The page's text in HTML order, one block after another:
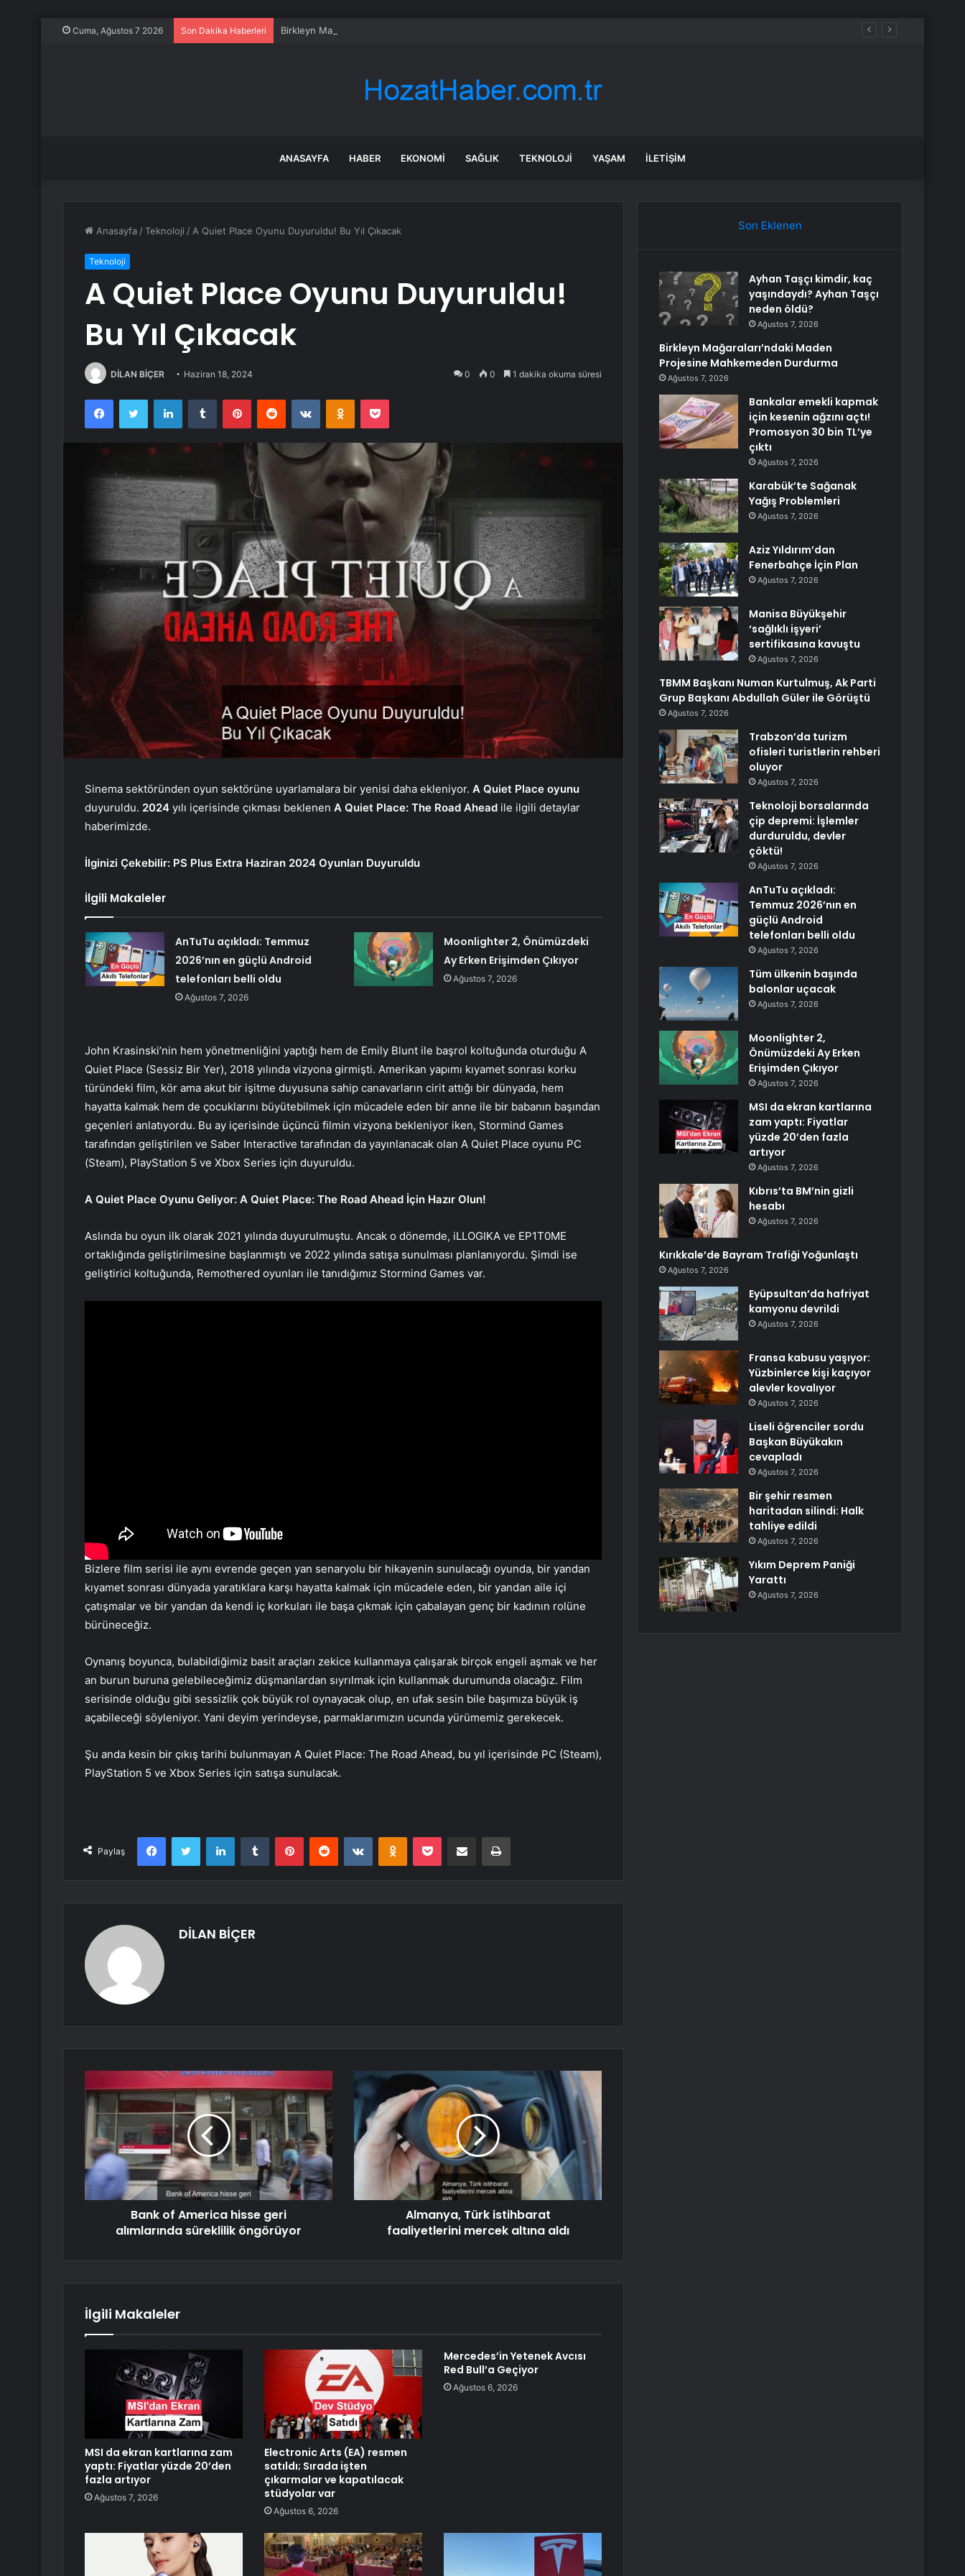
Cuma, Ağustos 7 2026 Son Dakika Haberleri Birkleyn Mağaraları’ndaki Maden Projesine Mahkemeden Durdurma
ANASAYFA HABER EKONOMI SAĞLIK TEKNOLOJI YAŞAM İLETIŞIM
Anasayfa /Teknoloji / A Quiet Place Oyunu Duyuruldu! Bu Yıl Çıkacak
Teknoloji
A Quiet Place Oyunu Duyuruldu!
Bu Yıl Çıkacak
DİLAN BİÇER Haziran 18, 2024 0 0 1 dakika okuma süresi
FacebookTwitter LinkedInTumblr PinterestReddit VKontakteOdnoklassniki
Pocket
Sinema sektöründen oyun sektörüne uyarlamalara bir yenisi daha ekleniyor. A Quiet Place oyunu
duyuruldu. 2024 yılı içerisinde çıkması beklenen A Quiet Place: The Road Ahead ile ilgili detaylar
haberimizde.
İlginizi Çekebilir: PS Plus Extra Haziran 2024 Oyunları Duyuruldu
İlgili Makaleler
AnTuTu açıkladı: Temmuz
2026’nın en güçlü Android
telefonları belli oldu
Ağustos 7, 2026
Moonlighter 2, Önümüzdeki
Ay Erken Erişimden Çıkıyor
Ağustos 7, 2026
John Krasinski’nin hem yönetmenliğini yaptığı hem de Emily Blunt ile başrol koltuğunda oturduğu A
Quiet Place (Sessiz Bir Yer), 2018 yılında vizyona girmişti. Amerikan yapımı kıyamet sonrası korku
türündeki film, kör ama akut bir işitme duyusuna sahip canavarların cirit attığı bir dünyada, hem
hayatta kalmak hem de çocuklarını büyütebilmek için mücadele eden bir anne ile bir babanın başından
geçenleri anlatıyordu. Bu ay içerisinde üçüncü filmin vizyona bekleniyor iken, Stormind Games
tarafından geliştirilen ve Saber Interactive tarafından da yayınlanacak olan A Quiet Place oyunu PC
(Steam), PlayStation 5 ve Xbox Series için duyuruldu.
A Quiet Place Oyunu Geliyor: A Quiet Place: The Road Ahead İçin Hazır Olun!
Aslında bu oyun ilk olarak 2021 yılında duyurulmuştu. Ancak o dönemde, iLLOGIKA ve EP1T0ME
ortaklığında geliştirilmesine başlanmıştı ve 2022 yılında satışa sunulması planlanıyordu. Şimdi ise
geliştirici koltuğunda, Remothered oyunları ile tanıdığımız Stormind Games var.
Bizlere film serisi ile aynı evrende geçen yan senaryolu bir hikayenin sunulacağı oyunda, bir yandan
kıyamet sonrası dünyada yaratıklara karşı hayatta kalmak için mücadele eden, bir yandan aile içi
çatışmalar ve bir yandan da kendi iç korkuları ile başa çıkmak için çabalayan genç bir kadının rolüne
bürüneceğiz.
Oynanış boyunca, bulabildiğimiz basit araçları zekice kullanmaya çalışarak birçok engeli aşmak ve her
an burun buruna gelebileceğimiz düşmanlardan sıyrılmak için kullanmak durumunda olacağız. Film
serisinde olduğu gibi sessizlik çok büyük rol oynayacak olup, en ufak sesin bile başımıza büyük iş
açabileceği söyleniyor. Yani deyim yerindeyse, parmaklarımızın ucunda yürümemiz gerekecek.
Şu anda kesin bir çıkış tarihi bulunmayan A Quiet Place: The Road Ahead, bu yıl içerisinde PC (Steam),
PlayStation 5 ve Xbox Series için satışa sunulacak.
Paylaş
FacebookTwitter LinkedInTumblr PinterestReddit VKontakteOdnoklassniki
Pocket E-Posta ile paylaş Yazdır
DİLAN BİÇER
Bank of America hisse geri
alımlarında süreklilik öngörüyor
Almanya, Türk istihbarat
faaliyetlerini mercek altına aldı
İlgili Makaleler
MSI da ekran kartlarına zam
yaptı: Fiyatlar yüzde 20’den
fazla artıyor
Ağustos 7, 2026
Electronic Arts (EA) resmen
satıldı; Sırada işten
çıkarmalar ve kapatılacak
stüdyolar var
Ağustos 6, 2026
Mercedes’in Yetenek Avcısı
Red Bull’a Geçiyor
Ağustos 6, 2026
Son Eklenen
Ayhan Taşçı kimdir, kaç
yaşındaydı? Ayhan Taşçı
neden öldü?
Ağustos 7, 2026
Birkleyn Mağaraları’ndaki Maden
Projesine Mahkemeden Durdurma
Ağustos 7, 2026
Bankalar emekli kapmak
için kesenin ağzını açtı!
Promosyon 30 bin TL’ye
çıktı
Ağustos 7, 2026
Karabük’te Sağanak
Yağış Problemleri
Ağustos 7, 2026
Aziz Yıldırım’dan
Fenerbahçe İçin Plan
Ağustos 7, 2026
Manisa Büyükşehir
‘sağlıklı işyeri’
sertifikasına kavuştu
Ağustos 7, 2026
TBMM Başkanı Numan Kurtulmuş, Ak Parti
Grup Başkanı Abdullah Güler ile Görüştü
Ağustos 7, 2026
Trabzon’da turizm
ofisleri turistlerin rehberi
oluyor
Ağustos 7, 2026
Teknoloji borsalarında
çip depremi: İşlemler
durduruldu, devler
çöktü!
Ağustos 7, 2026
AnTuTu açıkladı:
Temmuz 2026’nın en
güçlü Android
telefonları belli oldu
Ağustos 7, 2026
Tüm ülkenin başında
balonlar uçacak
Ağustos 7, 2026
Moonlighter 2,
Önümüzdeki Ay Erken
Erişimden Çıkıyor
Ağustos 7, 2026
MSI da ekran kartlarına
zam yaptı: Fiyatlar
yüzde 20’den fazla
artıyor
Ağustos 7, 2026
Kıbrıs’ta BM’nin gizli
hesabı
Ağustos 7, 2026
Kırıkkale’de Bayram Trafiği Yoğunlaştı
Ağustos 7, 2026
Eyüpsultan’da hafriyat
kamyonu devrildi
Ağustos 7, 2026
Fransa kabusu yaşıyor:
Yüzbinlerce kişi kaçıyor
alevler kovalıyor
Ağustos 7, 2026
Liseli öğrenciler sordu
Başkan Büyükakın
cevapladı
Ağustos 7, 2026
Bir şehir resmen
haritadan silindi: Halk
tahliye edildi
Ağustos 7, 2026
Yıkım Deprem Paniği
Yarattı
Ağustos 7, 2026